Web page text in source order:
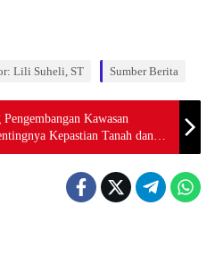
Lili Suheli, ST Sumber Berita
Kawasan
Kepastian Tanah dan